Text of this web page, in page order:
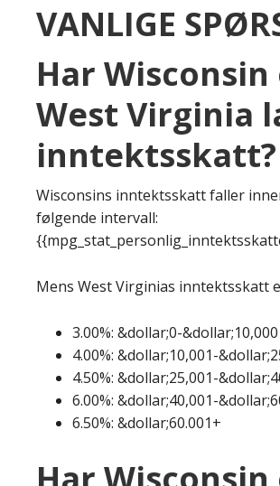
VANLIGE
Har
West Virginia
inntektsskatt?
Wisconsins inntektsskatt faller
følgende intervall:
Mens West Virginias inntektsskatt
3.00%: &dollar;0-&dollar;10,000
4.00%: &dollar;10,001-
4.50%: &dollar;25,001-
6.00%: &dollar;40,001-
6.50%: &dollar;60.001+